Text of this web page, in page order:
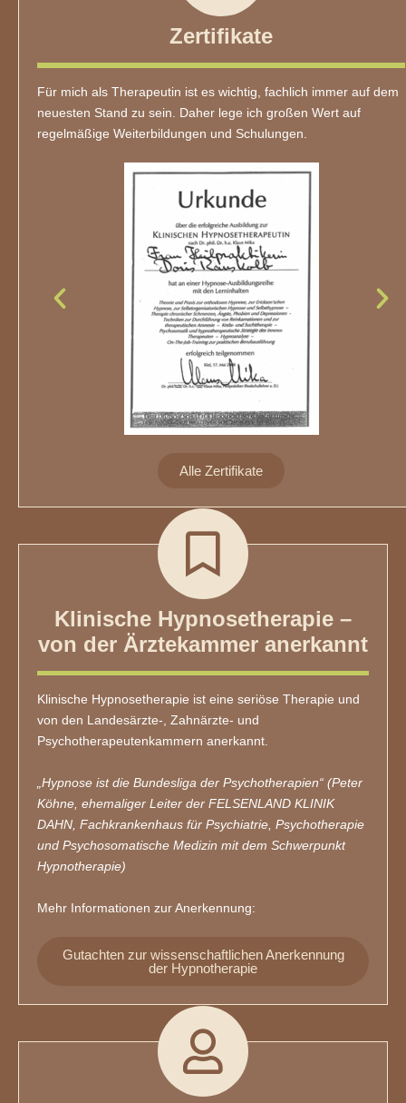
Zertifikate
Für mich als Therapeutin ist es wichtig, fachlich immer auf dem
neuesten Stand zu sein. Daher lege ich großen Wert auf
regelmäßige Weiterbildungen und Schulungen.
Alle Zertifikate
Klinische Hypnosetherapie –
von der Ärztekammer anerkannt
Klinische Hypnosetherapie ist eine seriöse Therapie und
von den Landesärzte-, Zahnärzte- und
Psychotherapeutenkammern anerkannt.
„Hypnose ist die Bundesliga der Psychotherapien“ (Peter
Köhne, ehemaliger Leiter der FELSENLAND KLINIK
DAHN, Fachkrankenhaus für Psychiatrie, Psychotherapie
und Psychosomatische Medizin mit dem Schwerpunkt
Hypnotherapie)
Mehr Informationen zur Anerkennung:
Gutachten zur wissenschaftlichen Anerkennung
der Hypnotherapie